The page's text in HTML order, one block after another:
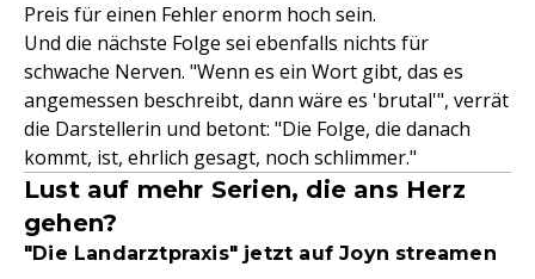
Preis für einen Fehler enorm hoch sein.
Und die nächste Folge sei ebenfalls nichts für
schwache Nerven. "Wenn es ein Wort gibt, das es
angemessen beschreibt, dann wäre es 'brutal'", verrät
die Darstellerin und betont: "Die Folge, die danach
kommt, ist, ehrlich gesagt, noch schlimmer."
Lust auf mehr Serien, die ans Herz
gehen?
"Die Landarztpraxis" jetzt auf Joyn streamen